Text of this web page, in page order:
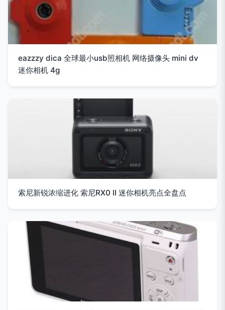
eazzzy dica 全球最小usb照相机 网络摄像头 mini dv
迷你相机 4g
索尼新锐浓缩进化 索尼RX0 II 迷你相机亮点全盘点